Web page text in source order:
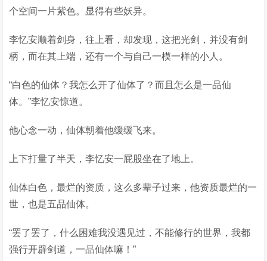
个空间一片紫色。显得有些妖异。
李忆安顺着剑身，往上看，却发现，这把光剑，并没有剑
柄，而在其上端，还有一个与自己一模一样的小人。
“白色的仙体？我怎么开了仙体了？而且怎么是一品仙
体。”李忆安惊道。
他心念一动，仙体朝着他缓缓飞来。
上下打量了半天，李忆安一屁股坐在了地上。
仙体白色，最烂的资质，这么多辈子过来，他资质最烂的一
世，也是五品仙体。
“罢了罢了，什么困难我没遇见过，不能修行的世界，我都
强行开辟剑道，一品仙体嘛！”